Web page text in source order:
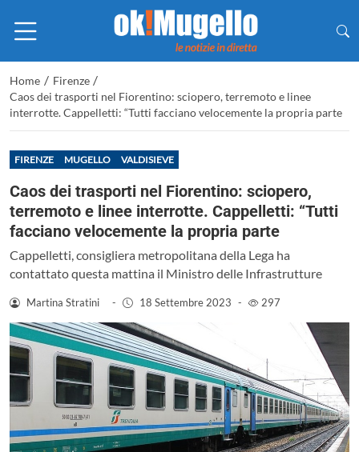
Home / Firenze /
Caos dei trasporti nel Fiorentino: sciopero, terremoto e linee
interrotte. Cappelletti: “Tutti facciano velocemente la propria parte
FIRENZE MUGELLO VALDISIEVE
Caos dei trasporti nel Fiorentino: sciopero,
terremoto e linee interrotte. Cappelletti: “Tutti
facciano velocemente la propria parte
Cappelletti, consigliera metropolitana della Lega ha
contattato questa mattina il Ministro delle Infrastrutture
Martina Stratini - 18 Settembre 2023 - 297